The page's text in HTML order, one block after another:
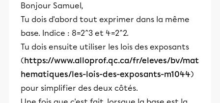
Bonjour Samuel,
Tu dois d'abord tout exprimer dans la même
base. Indice : 8=2^3 et 4=2^2.
Tu dois ensuite utiliser les lois des exposants
(https://www.alloprof.qc.ca/fr/eleves/bv/mat
hematiques/les-lois-des-exposants-m1044)
pour simplifier des deux côtés.